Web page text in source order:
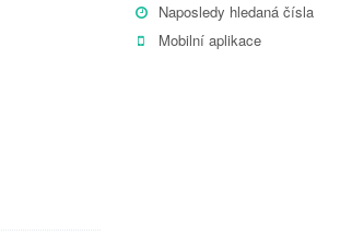
Naposledy hledaná čísla
Mobilní aplikace